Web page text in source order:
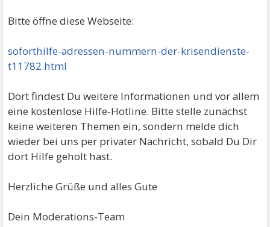
Bitte öffne diese Webseite:
soforthilfe-adressen-nummern-der-krisendienste-
t11782.html
Dort findest Du weitere Informationen und vor allem
eine kostenlose Hilfe-Hotline. Bitte stelle zunächst
keine weiteren Themen ein, sondern melde dich
wieder bei uns per privater Nachricht, sobald Du Dir
dort Hilfe geholt hast.
Herzliche Grüße und alles Gute
Dein Moderations-Team